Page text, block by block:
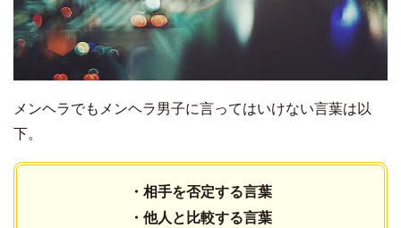
メンヘラでもメンヘラ男子に言ってはいけない言葉は以
下。
・相手を否定する言葉
・他人と比較する言葉